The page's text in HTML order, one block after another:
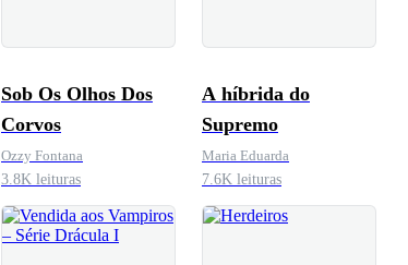
Sob Os Olhos Dos
Corvos
Ozzy Fontana
3.8K leituras
A híbrida do
Supremo
Maria Eduarda
7.6K leituras